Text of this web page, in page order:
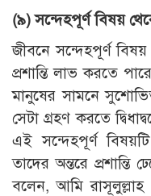
(৯)সন্দেহপূর্ণ বিষয়
জীবনে সন্দেহপূর্ণ
প্রশান্তি লাভ করতে
মানুষের সামনে
সেটা গ্রহণ করতে
এই সন্দেহপূর্ণ
তাদের অন্তরে
বলেন, আমি